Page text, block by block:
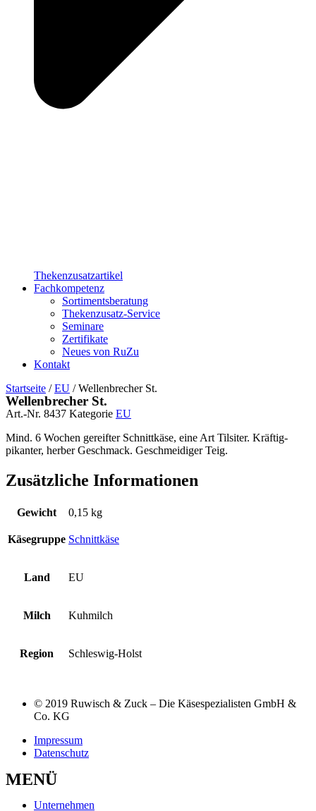
Thekenzusatzartikel
Fachkompetenz
Sortimentsberatung
Thekenzusatz-Service
Seminare
Zertifikate
Neues von RuZu
Kontakt
Startseite /EU / Wellenbrecher St.
Wellenbrecher St.
Art.-Nr. 8437 Kategorie EU
Mind. 6 Wochen gereifter Schnittkäse, eine Art Tilsiter. Kräftig-
pikanter, herber Geschmack. Geschmeidiger Teig.
Zusätzliche Informationen
Gewicht 0,15 kg
Käsegruppe Schnittkäse
Land EU
Milch Kuhmilch
Region Schleswig-Holst
© 2019 Ruwisch & Zuck – Die Käsespezialisten GmbH &
Co. KG
Impressum
Datenschutz
MENÜ
Unternehmen